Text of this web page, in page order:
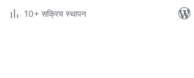
10+ सक्रिय स्थापन